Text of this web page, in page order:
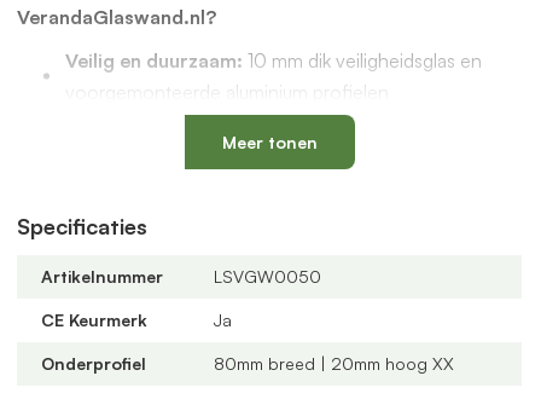
VerandaGlaswand.nl?
Veilig en duurzaam: 10 mm dik veiligheidsglas en
voorgemonteerde aluminium profielen
met een vervangbaar loopspoor,
geïntegreerde waterafvoer en verkrijgbaar in antraciet
Verstelbare kunststof wielen
Altijd passend bij jouw veranda
verschillende maten, glastypes en steellook
U-profielen met tochtborstelsvoor een tochtvrije
Meer tonen
Specificaties
Artikelnummer LSVGW0050
CE Keurmerk Ja
Onderprofiel 80mm breed | 20mm hoog XX